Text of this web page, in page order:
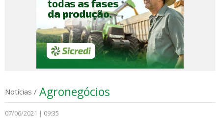
Notícias / Agronegócios
07/06/2021 | 09:35